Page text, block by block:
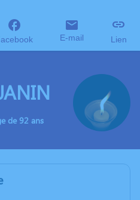
E-mail Lien
de 92 ans